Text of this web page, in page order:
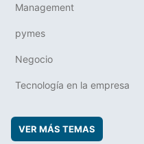
Management
pymes
Negocio
Tecnología en la empresa
VER MÁS TEMAS